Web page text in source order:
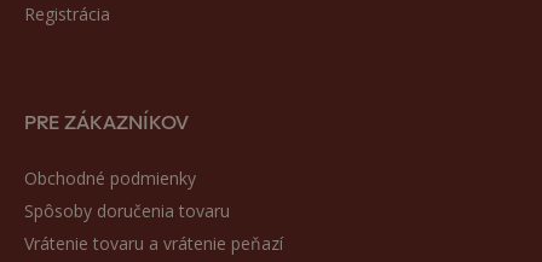
Registrácia
PRE ZÁKAZNÍKOV
Obchodné podmienky
Spôsoby doručenia tovaru
Vrátenie tovaru a vrátenie peňazí